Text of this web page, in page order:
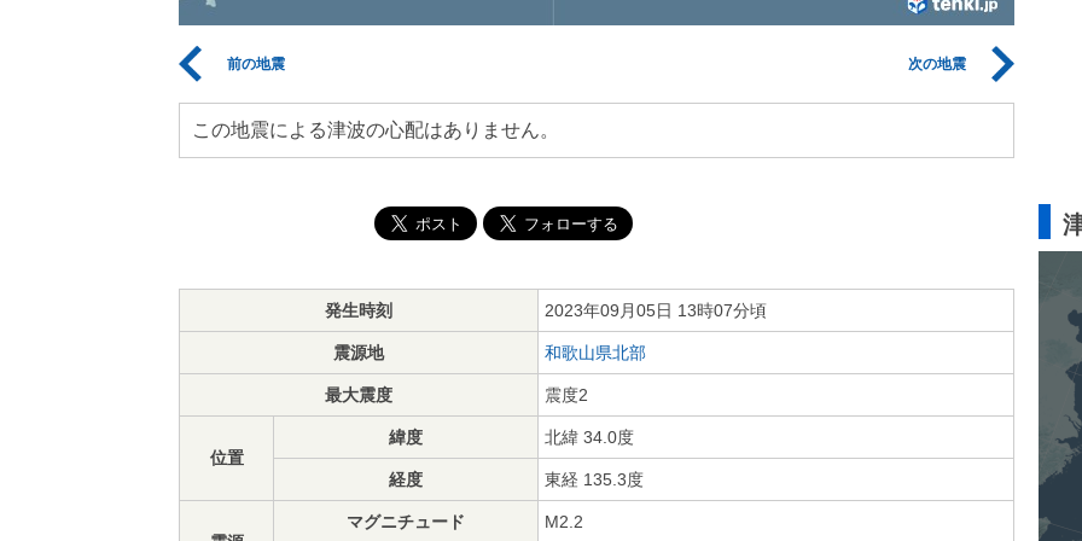
前の地震 次の地震
この地震による津波の心配はありません。
発生時刻 2023年09月05日 13時07分頃
震源地 和歌山県北部
最大震度 震度2
位置
緯度 北緯 34.0度
経度 東経 135.3度
マグニチュード M2.2